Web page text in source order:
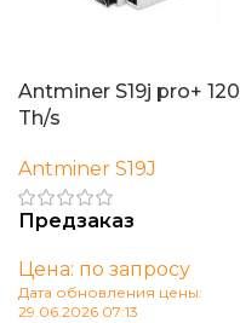
Antminer S19j pro+ 120
Th/s
Antminer S19J
Предзаказ
Цена: по запросу
Дата обновления цены:
29.06.2026 07:13